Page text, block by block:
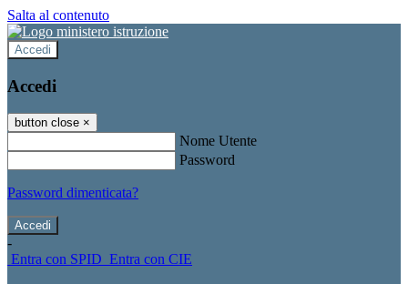
Salta al contenuto
Accedi
Accedi
button close ×
Nome Utente
Password
Password dimenticata?
-
Entra con SPID Entra con CIE